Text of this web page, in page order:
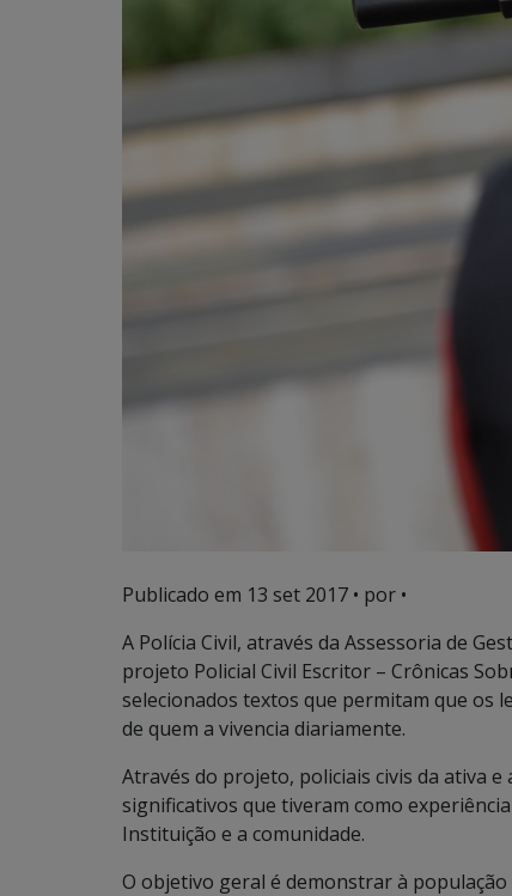
Publicado em 13 set 2017 • por •
A Polícia Civil, através da Assessoria de
projeto Policial Civil Escritor – Crônicas
selecionados textos que permitam que os
de quem a vivencia diariamente.
Através do projeto, policiais civis da ativa
significativos que tiveram como
Instituição e a comunidade.
O objetivo geral é demonstrar à